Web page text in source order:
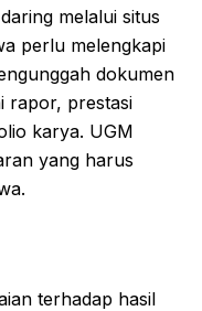
melalui situs
perlu melengkapi
dokumen
rapor, prestasi
karya. UGM
yang harus
terhadap hasil